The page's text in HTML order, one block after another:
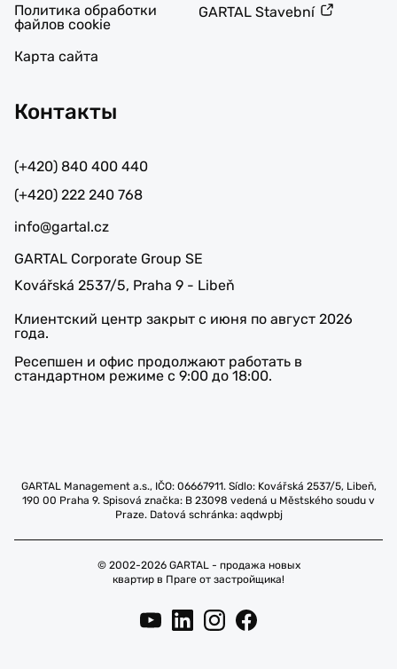
Политика обработки
файлов cookie
Карта сайта
GARTAL Stavební
Контакты
(+420) 840 400 440
(+420) 222 240 768
info@gartal.cz
GARTAL Corporate Group SE
Kovářská 2537/5, Praha 9 - Libeň
Клиентский центр закрыт с июня по август 2026
года.
Ресепшен и офис продолжают работать в
стандартном режиме с 9:00 до 18:00.
GARTAL Management a.s., IČO: 06667911. Sídlo: Kovářská 2537/5, Libeň,
190 00 Praha 9. Spisová značka: B 23098 vedená u Městského soudu v
Praze. Datová schránka: aqdwpbj
© 2002-2026 GARTAL - продажа новых
квартир в Праге от застройщика!